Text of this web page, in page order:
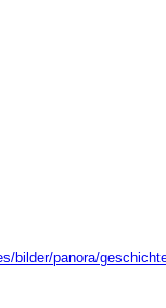
bilder/panora/